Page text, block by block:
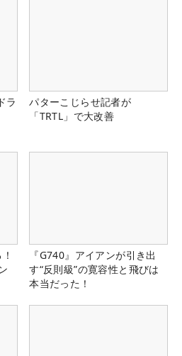
ラ
パターこじらせ記者が
「TRTL」で大改善
『G740』アイアンが引き出
す“反則級”の寛容性と飛びは
本当だった！